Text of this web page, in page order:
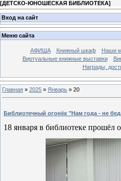
[ДЕТСКО-ЮНОШЕСКАЯ БИБЛИОТЕКА]
Вход на сайт
Меню сайта
АФИША Книжный шкаф Наши
Виртуальные книжные выставки
Награды,
Главная » 2025 » Январь » 20
Библиотечный огонёк "Нам года - не
18 января в библиотеке прошёл